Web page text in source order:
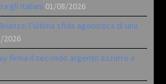
gli italiani 01/08/2026
l’ultima sfida agonistica di una
2026
firma il secondo argento azzurro a